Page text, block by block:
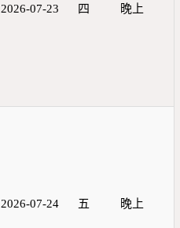
2026-07-23 四 晚上
2026-07-24 五 晚上